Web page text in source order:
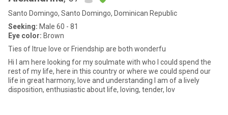
Santo Domingo, Santo Domingo, Dominican Republic
Seeking: Male 60 - 81
Eye color: Brown
Ties of ltrue love or Friendship are both wonderfu
Hi I am here looking for my soulmate with who I could spend the
rest of my life, here in this country or where we could spend our
life in great harmony, love and understanding I am of a lively
disposition, enthusiastic about life, loving, tender, lov